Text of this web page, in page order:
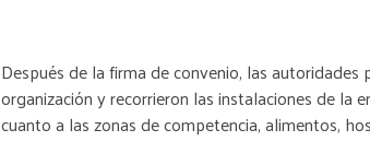
Después de la firma de convenio, las
organización y recorrieron las instalaciones de la
cuanto a las zonas de competencia, alimentos,